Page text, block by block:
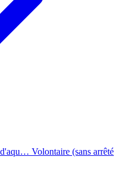
d'aqu… Volontaire (sans arrêté